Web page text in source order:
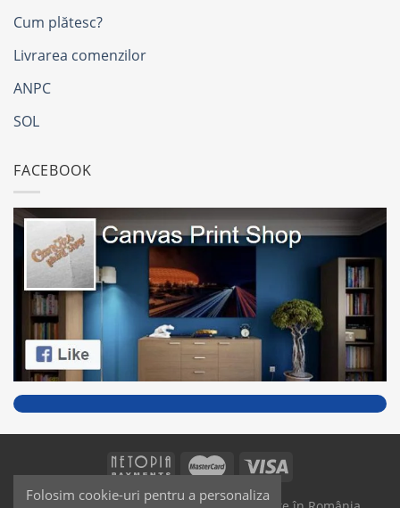
Cum plătesc?
Livrarea comenzilor
ANPC
SOL
FACEBOOK
Folosim cookie-uri pentru a personaliza